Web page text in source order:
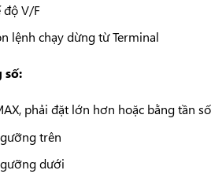
độ V/F
lệnh chạy dừng từ Terminal
số:
phải đặt lớn hơn hoặc bằng tần
trên
dưới